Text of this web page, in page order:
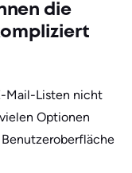
die
Mail-Listen nicht
Optionen